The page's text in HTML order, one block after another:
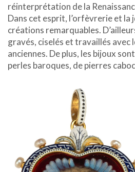
réinterprétation de la
Dans cet esprit, l’orfèvrerie et la
créations remarquables.
gravés, ciselés et travaillés avec
anciennes. De plus, les bijoux
perles baroques, de pierres